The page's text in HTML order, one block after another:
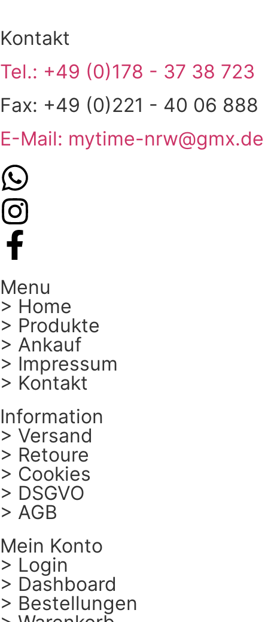
Kontakt
Tel.: +49 (0)178 - 37 38 723
Fax: +49 (0)221 - 40 06 888
E-Mail: mytime-nrw@gmx.de
Menu
> Home
> Produkte
> Ankauf
> Impressum
> Kontakt
Information
> Versand
> Retoure
> Cookies
> DSGVO
> AGB
Mein Konto
> Login
> Dashboard
> Bestellungen